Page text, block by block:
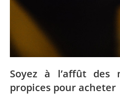
Soyez à l’affût des
propices pour acheter